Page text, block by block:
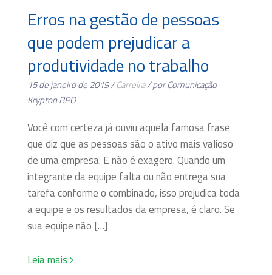
Erros na gestão de pessoas
que podem prejudicar a
produtividade no trabalho
15 de janeiro de 2019 /Carreira/ por Comunicação
Krypton BPO
Você com certeza já ouviu aquela famosa frase
que diz que as pessoas são o ativo mais valioso
de uma empresa. E não é exagero. Quando um
integrante da equipe falta ou não entrega sua
tarefa conforme o combinado, isso prejudica toda
a equipe e os resultados da empresa, é claro. Se
sua equipe não […]
Leia mais